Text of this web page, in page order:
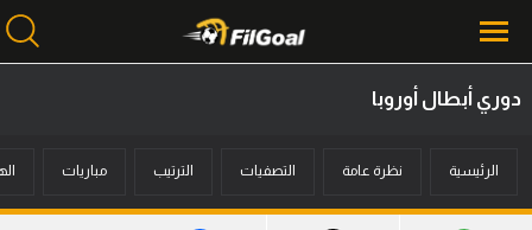
دوري أبطال أوروبا
الرئيسية نظرة عامة التصفيات الترتيب مباريات